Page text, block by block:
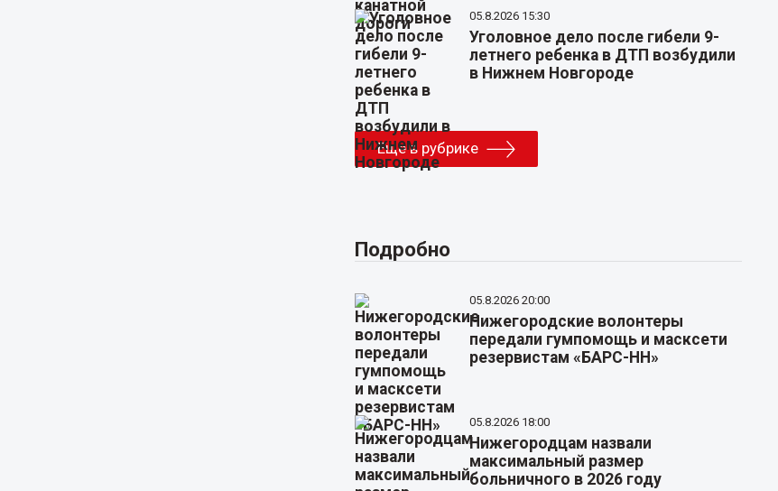
05.8.2026 15:30
Уголовное дело после гибели 9-
летнего ребенка в ДТП возбудили
в Нижнем Новгороде
Еще в рубрике
Подробно
05.8.2026 20:00
Нижегородские волонтеры
передали гумпомощь и масксети
резервистам «БАРС-НН»
05.8.2026 18:00
Нижегородцам назвали
максимальный размер
больничного в 2026 году